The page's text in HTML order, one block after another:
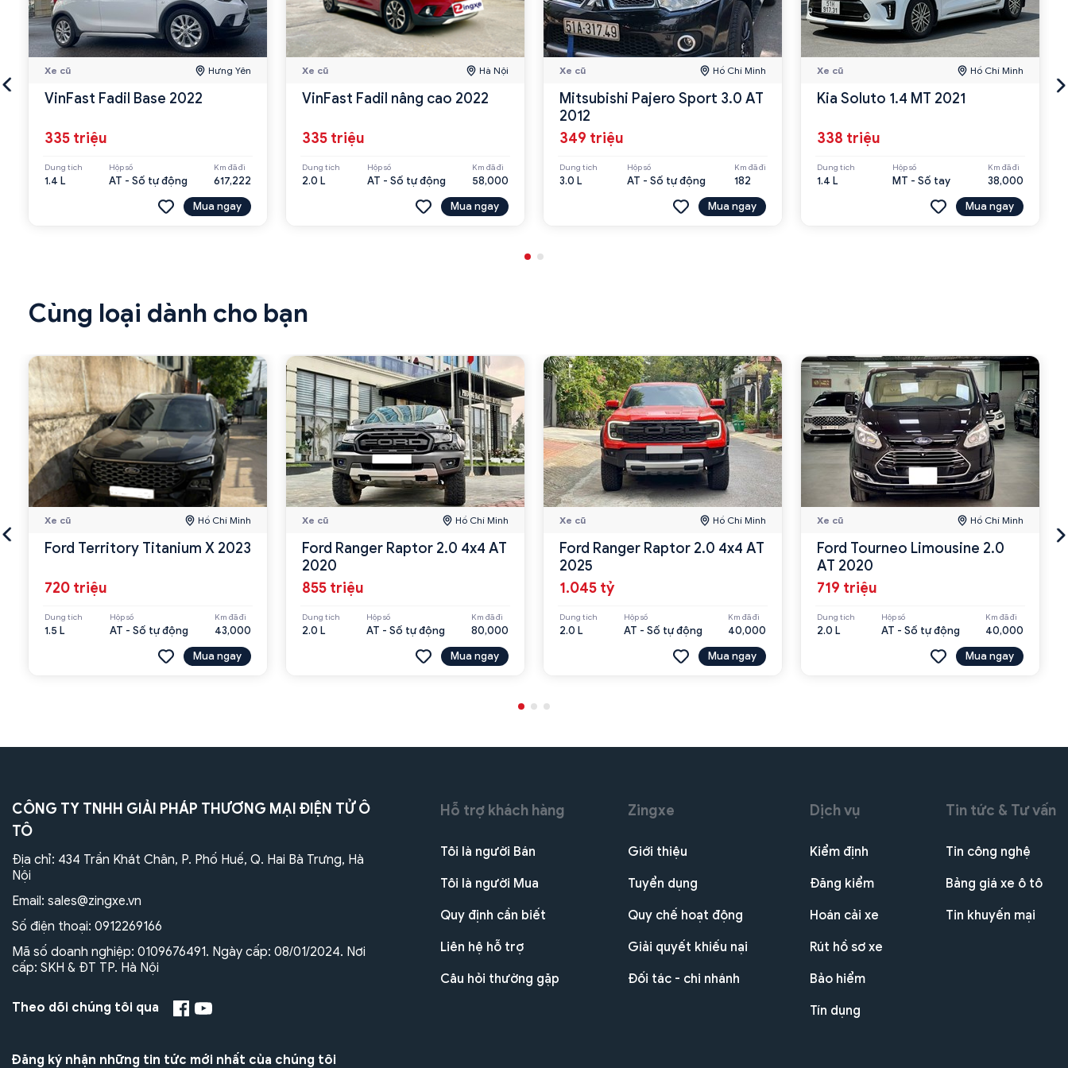
Xe cũ Hưng Yên
VinFast Fadil Base 2022
335 triệu
Dung tích
1.4 L
Hộp số
AT - Số tự động
Km đã đi
617,222
Mua ngay
Xe cũ Hà Nội
VinFast Fadil nâng cao 2022
335 triệu
Dung tích
2.0 L
Hộp số
AT - Số tự động
Km đã đi
58,000
Mua ngay
Xe cũ Hồ Chí Minh
Mitsubishi Pajero Sport 3.0 AT
2012
349 triệu
Dung tích
3.0 L
Hộp số
AT - Số tự động
Km đã đi
182
Mua ngay
Xe cũ Hồ Chí Minh
Kia Soluto 1.4 MT 2021
338 triệu
Dung tích
1.4 L
Hộp số
MT - Số tay
Km đã đi
38,000
Mua ngay
Cùng loại dành cho bạn
Xe cũ Hồ Chí Minh
Ford Territory Titanium X 2023
720 triệu
Dung tích
1.5 L
Hộp số
AT - Số tự động
Km đã đi
43,000
Mua ngay
Xe cũ Hồ Chí Minh
Ford Ranger Raptor 2.0 4x4 AT
2020
855 triệu
Dung tích
2.0 L
Hộp số
AT - Số tự động
Km đã đi
80,000
Mua ngay
Xe cũ Hồ Chí Minh
Ford Ranger Raptor 2.0 4x4 AT
2025
1.045 tỷ
Dung tích
2.0 L
Hộp số
AT - Số tự động
Km đã đi
40,000
Mua ngay
Xe cũ Hồ Chí Minh
Ford Tourneo Limousine 2.0
AT 2020
719 triệu
Dung tích
2.0 L
Hộp số
AT - Số tự động
Km đã đi
40,000
Mua ngay
CÔNG TY TNHH GIẢI PHÁP THƯƠNG MẠI ĐIỆN TỬ Ô
TÔ
Địa chỉ: 434 Trần Khát Chân, P. Phố Huế, Q. Hai Bà Trưng, Hà
Nội
Email: sales@zingxe.vn
Số điện thoại: 0912269166
Mã số doanh nghiệp: 0109676491. Ngày cấp: 08/01/2024. Nơi
cấp: SKH & ĐT TP. Hà Nội
Theo dõi chúng tôi qua
Đăng ký nhận những tin tức mới nhất của chúng tôi
Hỗ trợ khách hàng
Tôi là người Bán
Tôi là người Mua
Quy định cần biết
Liên hệ hỗ trợ
Câu hỏi thường gặp
Zingxe
Giới thiệu
Tuyển dụng
Quy chế hoạt động
Giải quyết khiếu nại
Đối tác - chi nhánh
Dịch vụ
Kiểm định
Đăng kiểm
Hoán cải xe
Rút hồ sơ xe
Bảo hiểm
Tín dụng
Tin tức & Tư vấn
Tin công nghệ
Bảng giá xe ô tô
Tin khuyến mại